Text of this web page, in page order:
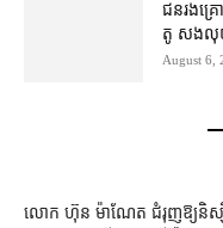
ជនរងគ្រ
តូ សង​
August 6,
លោក ហ៊ុន ម៉ាណែត ជំរុញ​ឱ្យ​និស្សិត​